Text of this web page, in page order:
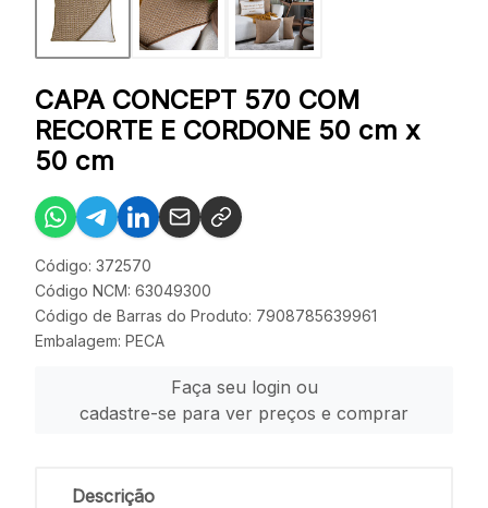
CAPA CONCEPT 570 COM
RECORTE E CORDONE 50 cm x
50 cm
Código: 372570
Código NCM: 63049300
Código de Barras do Produto: 7908785639961
Embalagem: PECA
Faça seu login ou
cadastre-se para ver preços e comprar
Descrição